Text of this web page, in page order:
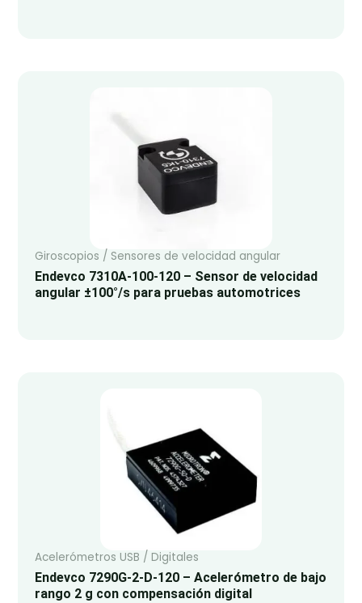
Giroscopios / Sensores de velocidad angular
Endevco 7310A-100-120 – Sensor de velocidad
angular ±100°/s para pruebas automotrices
Acelerómetros USB / Digitales
Endevco 7290G-2-D-120 – Acelerómetro de bajo
rango 2 g con compensación digital